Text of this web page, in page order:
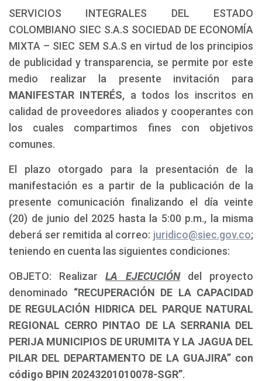
SERVICIOS INTEGRALES DEL ESTADO
COLOMBIANO SIEC S.A.S SOCIEDAD DE ECONOMÍA
MIXTA – SIEC SEM S.A.S en virtud de los principios
de publicidad y transparencia, se permite por este
medio realizar la presente invitación para
MANIFESTAR INTERÉS, a todos los inscritos en
calidad de proveedores aliados y cooperantes con
los cuales compartimos fines con objetivos
comunes.
El plazo otorgado para la presentación de la
manifestación es a partir de la publicación de la
presente comunicación finalizando el día veinte
(20) de junio del 2025 hasta la 5:00 p.m., la misma
deberá ser remitida al correo: juridico@siec.gov.co;
teniendo en cuenta las siguientes condiciones:
OBJETO: RealizarLA EJECUCIÓN
del proyecto
denominado “RECUPERACIÓN DE LA CAPACIDAD
DE REGULACIÓN HIDRICA DEL PARQUE NATURAL
REGIONAL CERRO PINTAO DE LA SERRANIA DEL
PERIJA MUNICIPIOS DE URUMITA Y LA JAGUA DEL
PILAR DEL DEPARTAMENTO DE LA GUAJIRA” con
código BPIN 20243201010078-SGR”.